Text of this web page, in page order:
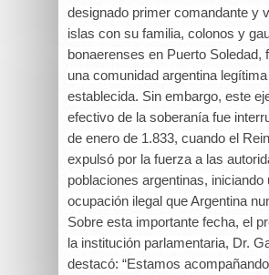
designado primer comandante y
islas con su familia, colonos y
bonaerenses en Puerto Soledad,
una comunidad argentina
establecida. Sin embargo, este
efectivo de la soberanía fue
de enero de 1.833, cuando el
expulsó por la fuerza a las
poblaciones argentinas, iniciando
ocupación ilegal que Argentina
Sobre esta importante fecha, el
la institución parlamentaria, Dr.
destacó: “Estamos